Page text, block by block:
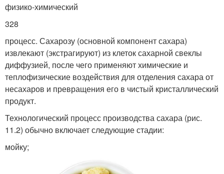
физико-химический
328
процесс. Сахарозу (основной компонент сахара)
извлекают (экстрагируют) из клеток сахарной свеклы
диффузией, после чего применяют химические и
теплофизические воздействия для отделения сахара от
несахаров и превращения его в чистый кристаллический
продукт.
Технологический процесс производства сахара (рис.
11.2) обычно включает следующие стадии:
мойку;